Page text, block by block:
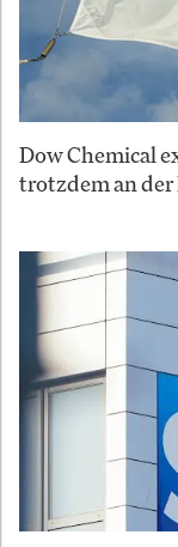
Dow Chemical
trotzdem an der